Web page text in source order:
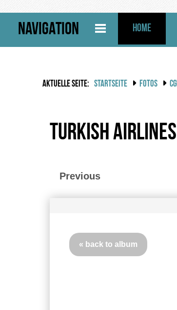
NAVIGATION HOME
AKTUELLE SEITE: STARTSEITE FOTOS
Turkish Airlines
Previous
« back to album